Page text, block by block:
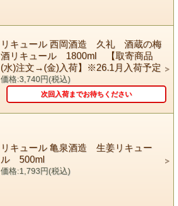
リキュール 西岡酒造 久礼 酒蔵の梅
酒リキュール 1800ml 【取寄商品
(水)注文→(金)入荷】※26.1月入荷予定
価格:3,740円(税込)
次回入荷までお待ちください
リキュール 亀泉酒造 生姜リキュー
ル 500ml
価格:1,793円(税込)